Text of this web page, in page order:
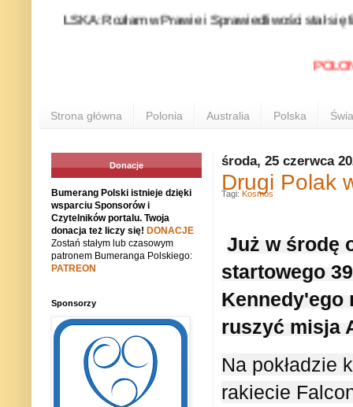
POLSKA: Rozłam w Prawie i Sprawiedliwości stał się
POLONIA
Strona główna Polonia Australia Polska
środa, 25 czerwca
Drugi Polak
Już w środę
startowego
Kennedy'ego
ruszyć misja
Na pokładzie
rakiecie
Tagi: Kosmos
Donacje
Bumerang Polski istnieje dzięki
wsparciu Sponsorów i
Czytelników portalu. Twoja
donacja też liczy się! DONACJE
Zostań stałym lub czasowym
patronem Bumeranga Polskiego:
PATREON
Sponsorzy